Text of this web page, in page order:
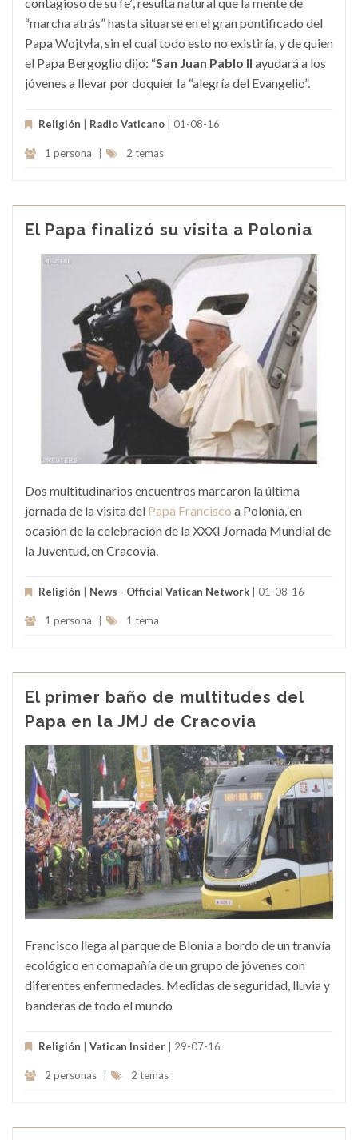
“marcha atrás” hasta situarse en el gran pontificado del
Papa Wojtyła, sin el cual todo esto no existiría, y de quien
el Papa Bergoglio dijo: “San Juan Pablo II ayudará a los
jóvenes a llevar por doquier la “alegría del Evangelio”.
Religión Radio Vaticano | 01-08-16
1 persona 2 temas
El Papa finalizó su visita a Polonia
Dos multitudinarios encuentros marcaron la última
jornada de la visita del Papa Francisco a Polonia, en
ocasión de la celebración de la XXXI Jornada Mundial de
la Juventud, en Cracovia.
Religión News - Official Vatican Network | 01-08-16
1 persona 1 tema
El primer baño de multitudes del
Papa en la JMJ de Cracovia
Francisco llega al parque de Blonia a bordo de un tranvía
ecológico en comapañía de un grupo de jóvenes con
diferentes enfermedades. Medidas de seguridad, lluvia y
banderas de todo el mundo
Religión Vatican Insider | 29-07-16
2 personas 2 temas